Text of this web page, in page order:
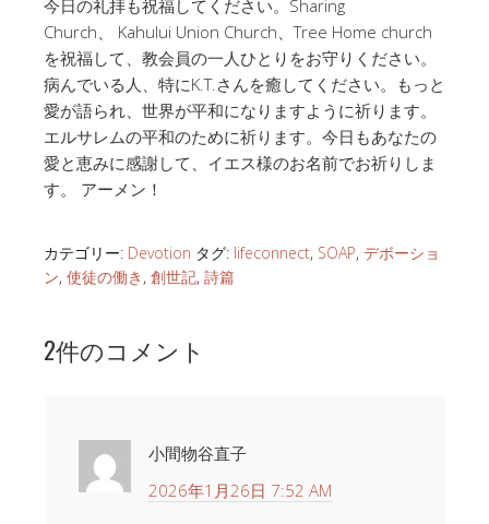
今日の礼拝も祝福してください。Sharing
Church、 Kahului Union Church、Tree Home church
を祝福して、教会員の一人ひとりをお守りください。
病んでいる人、特にK.T.さんを癒してください。もっと
愛が語られ、世界が平和になりますように祈ります。
エルサレムの平和のために祈ります。今日もあなたの
愛と恵みに感謝して、イエス様のお名前でお祈りしま
す。 アーメン！
カテゴリー: Devotion タグ: lifeconnect, SOAP, デボーショ
ン, 使徒の働き , 創世記, 詩篇
2件のコメント
小間物谷直子
2026年1月26日 7:52 AM